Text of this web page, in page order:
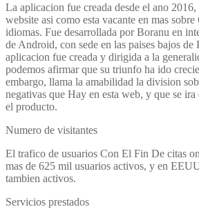
La aplicacion fue creada desde el ano 2016,
website asi­ como esta vacante en mas
idiomas. Fue desarrollada por Boranu en
de Android, con sede en las paises bajos de
aplicacion fue creada y dirigida a la
podemos afirmar que su triunfo ha ido
embargo, llama la amabilidad la division
negativas que Hay en esta web, y que se
el producto.
Numero de visitantes
El trafico de usuarios Con El Fin De citas
mas de 625 mil usuarios activos, y en
tambien activos.
Servicios prestados